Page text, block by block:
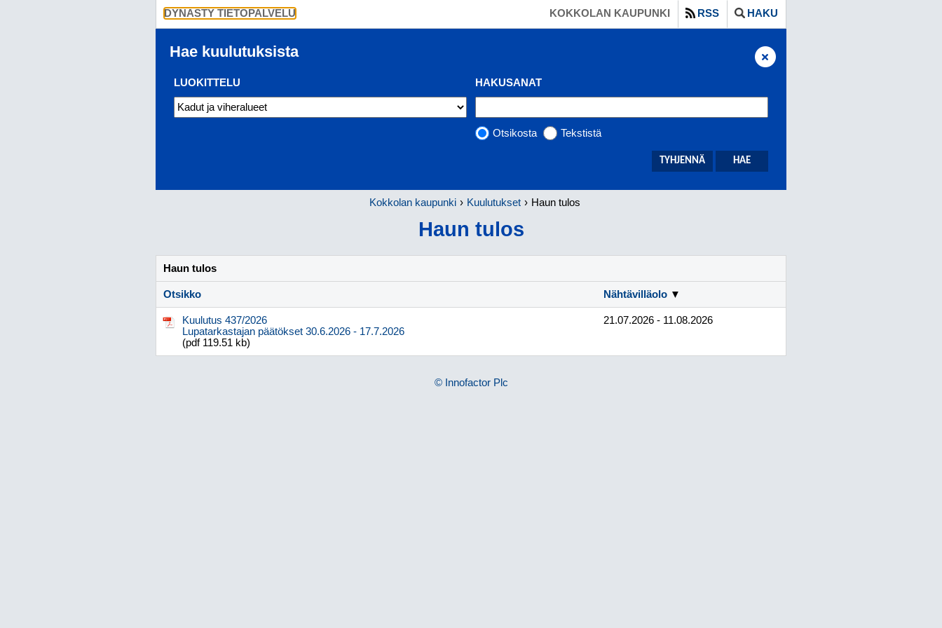
DYNASTY TIETOPALVELU SIIRRY SUORAAN PÄÄSISÄLTÖÖNKOKKOLAN KAUPUNKI RSS HAKU
Hae kuulutuksista
LUOKITTELU HAKUSANAT
Otsikosta Tekstistä
Kokkolan kaupunki Kuulutukset Haun tulos
Haun tulos
Haun tulos
Otsikko Nähtävilläolo ▼
Kuulutus 437/2026
Lupatarkastajan päätökset 30.6.2026 - 17.7.2026
(pdf 119.51 kb)
21.07.2026 - 11.08.2026
© Innofactor Plc